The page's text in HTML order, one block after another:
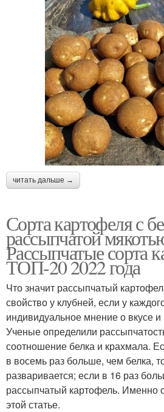
читать дальше →
Сорта картофеля с
рассыпчатой
Рассыпчатые сорта
ТОП-20 2022 года
Что значит рассыпчатый
свойство у клубней, если у
индивидуальное мнение о вкусе и
Ученые определили
соотношение белка и крахмала.
в восемь раз больше, чем белка,
разваривается; если в 16 раз
рассыпчатый картофель. Именно
этой статье.